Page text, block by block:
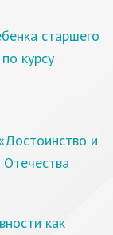
старшего
курсу
и
как